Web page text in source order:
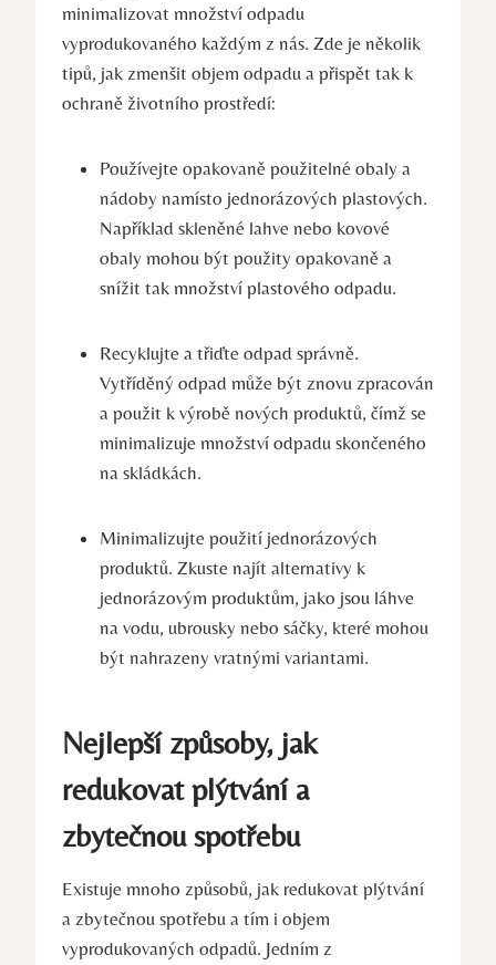
minimalizovat množství ⁤odpadu⁢
vyprodukovaného⁤ každým z nás. Zde je několik
‍tipů, jak zmenšit objem​ odpadu a přispět ‍tak⁢ k
ochraně​ životního prostředí:
Používejte opakovaně použitelné obaly a
nádoby namísto jednorázových⁢ plastových.
Například skleněné lahve nebo ⁤kovové
‍obaly mohou být použity opakovaně a
snížit tak množství⁣ plastového odpadu.
Recyklujte a třiďte odpad⁣ správně.
Vytříděný odpad ​může být znovu zpracován
a použit k⁤ výrobě ⁢nových⁢ produktů, čímž⁣ se
⁣minimalizuje množství odpadu skončeného
na skládkách.
Minimalizujte‌ použití jednorázových‍
produktů. Zkuste najít alternativy k
jednorázovým produktům, jako jsou láhve
na‌ vodu, ubrousky nebo ​sáčky, které mohou
být ⁤nahrazeny vratnými variantami.
Nejlepší ‌způsoby, jak
redukovat plýtvání ⁢a
zbytečnou spotřebu
Existuje mnoho způsobů, ⁢jak redukovat plýtvání
a ⁤zbytečnou⁣ spotřebu⁢ a ⁢tím‍ i ⁢objem
vyprodukovaných odpadů. Jedním z